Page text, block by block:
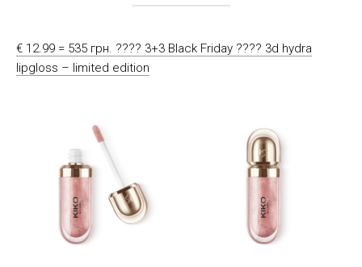
€ 12.99 = 535 грн. ???? 3+3 Black Friday ???? 3d hydra
lipgloss – limited edition